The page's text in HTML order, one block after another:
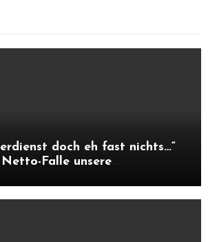
doch eh fast nichts…“
Falle unsere